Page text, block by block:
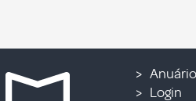
Anuário
Login